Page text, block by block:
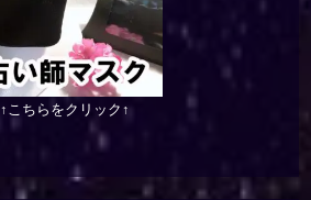
↑こちらをクリック↑